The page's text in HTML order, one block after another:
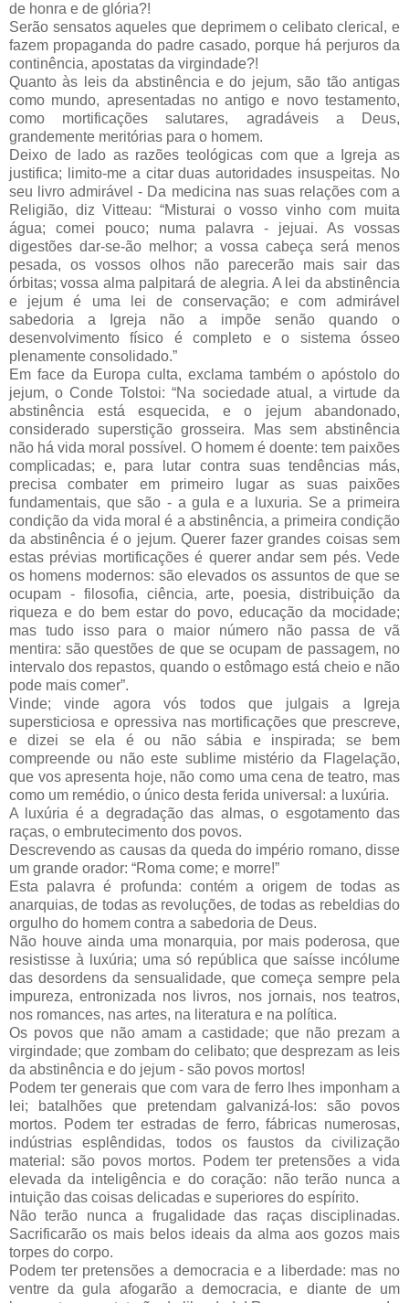
de honra e de glória?!
Serão sensatos aqueles que deprimem o celibato clerical, e
fazem propaganda do padre casado, porque há perjuros da
continência, apostatas da virgindade?!
Quanto às leis da abstinência e do jejum, são tão antigas
como mundo, apresentadas no antigo e novo testamento,
como mortificações salutares, agradáveis a Deus,
grandemente meritórias para o homem.
Deixo de lado as razões teológicas com que a Igreja as
justifica; limito-me a citar duas autoridades insuspeitas. No
seu livro admirável - Da medicina nas suas relações com a
Religião, diz Vitteau: “Misturai o vosso vinho com muita
água; comei pouco; numa palavra - jejuai. As vossas
digestões dar-se-ão melhor; a vossa cabeça será menos
pesada, os vossos olhos não parecerão mais sair das
órbitas; vossa alma palpitará de alegria. A lei da abstinência
e jejum é uma lei de conservação; e com admirável
sabedoria a Igreja não a impõe senão quando o
desenvolvimento físico é completo e o sistema ósseo
plenamente consolidado.”
Em face da Europa culta, exclama também o apóstolo do
jejum, o Conde Tolstoi: “Na sociedade atual, a virtude da
abstinência está esquecida, e o jejum abandonado,
considerado superstição grosseira. Mas sem abstinência
não há vida moral possível. O homem é doente: tem paixões
complicadas; e, para lutar contra suas tendências más,
precisa combater em primeiro lugar as suas paixões
fundamentais, que são - a gula e a luxuria. Se a primeira
condição da vida moral é a abstinência, a primeira condição
da abstinência é o jejum. Querer fazer grandes coisas sem
estas prévias mortificações é querer andar sem pés. Vede
os homens modernos: são elevados os assuntos de que se
ocupam - filosofia, ciência, arte, poesia, distribuição da
riqueza e do bem estar do povo, educação da mocidade;
mas tudo isso para o maior número não passa de vã
mentira: são questões de que se ocupam de passagem, no
intervalo dos repastos, quando o estômago está cheio e não
pode mais comer”.
Vinde; vinde agora vós todos que julgais a Igreja
supersticiosa e opressiva nas mortificações que prescreve,
e dizei se ela é ou não sábia e inspirada; se bem
compreende ou não este sublime mistério da Flagelação,
que vos apresenta hoje, não como uma cena de teatro, mas
como um remédio, o único desta ferida universal: a luxúria.
A luxúria é a degradação das almas, o esgotamento das
raças, o embrutecimento dos povos.
Descrevendo as causas da queda do império romano, disse
um grande orador: “Roma come; e morre!”
Esta palavra é profunda: contém a origem de todas as
anarquias, de todas as revoluções, de todas as rebeldias do
orgulho do homem contra a sabedoria de Deus.
Não houve ainda uma monarquia, por mais poderosa, que
resistisse à luxúria; uma só república que saísse incólume
das desordens da sensualidade, que começa sempre pela
impureza, entronizada nos livros, nos jornais, nos teatros,
nos romances, nas artes, na literatura e na política.
Os povos que não amam a castidade; que não prezam a
virgindade; que zombam do celibato; que desprezam as leis
da abstinência e do jejum - são povos mortos!
Podem ter generais que com vara de ferro lhes imponham a
lei; batalhões que pretendam galvanizá-los: são povos
mortos. Podem ter estradas de ferro, fábricas numerosas,
indústrias esplêndidas, todos os faustos da civilização
material: são povos mortos. Podem ter pretensões a vida
elevada da inteligência e do coração: não terão nunca a
intuição das coisas delicadas e superiores do espírito.
Não terão nunca a frugalidade das raças disciplinadas.
Sacrificarão os mais belos ideais da alma aos gozos mais
torpes do corpo.
Podem ter pretensões a democracia e a liberdade: mas no
ventre da gula afogarão a democracia, e diante de um